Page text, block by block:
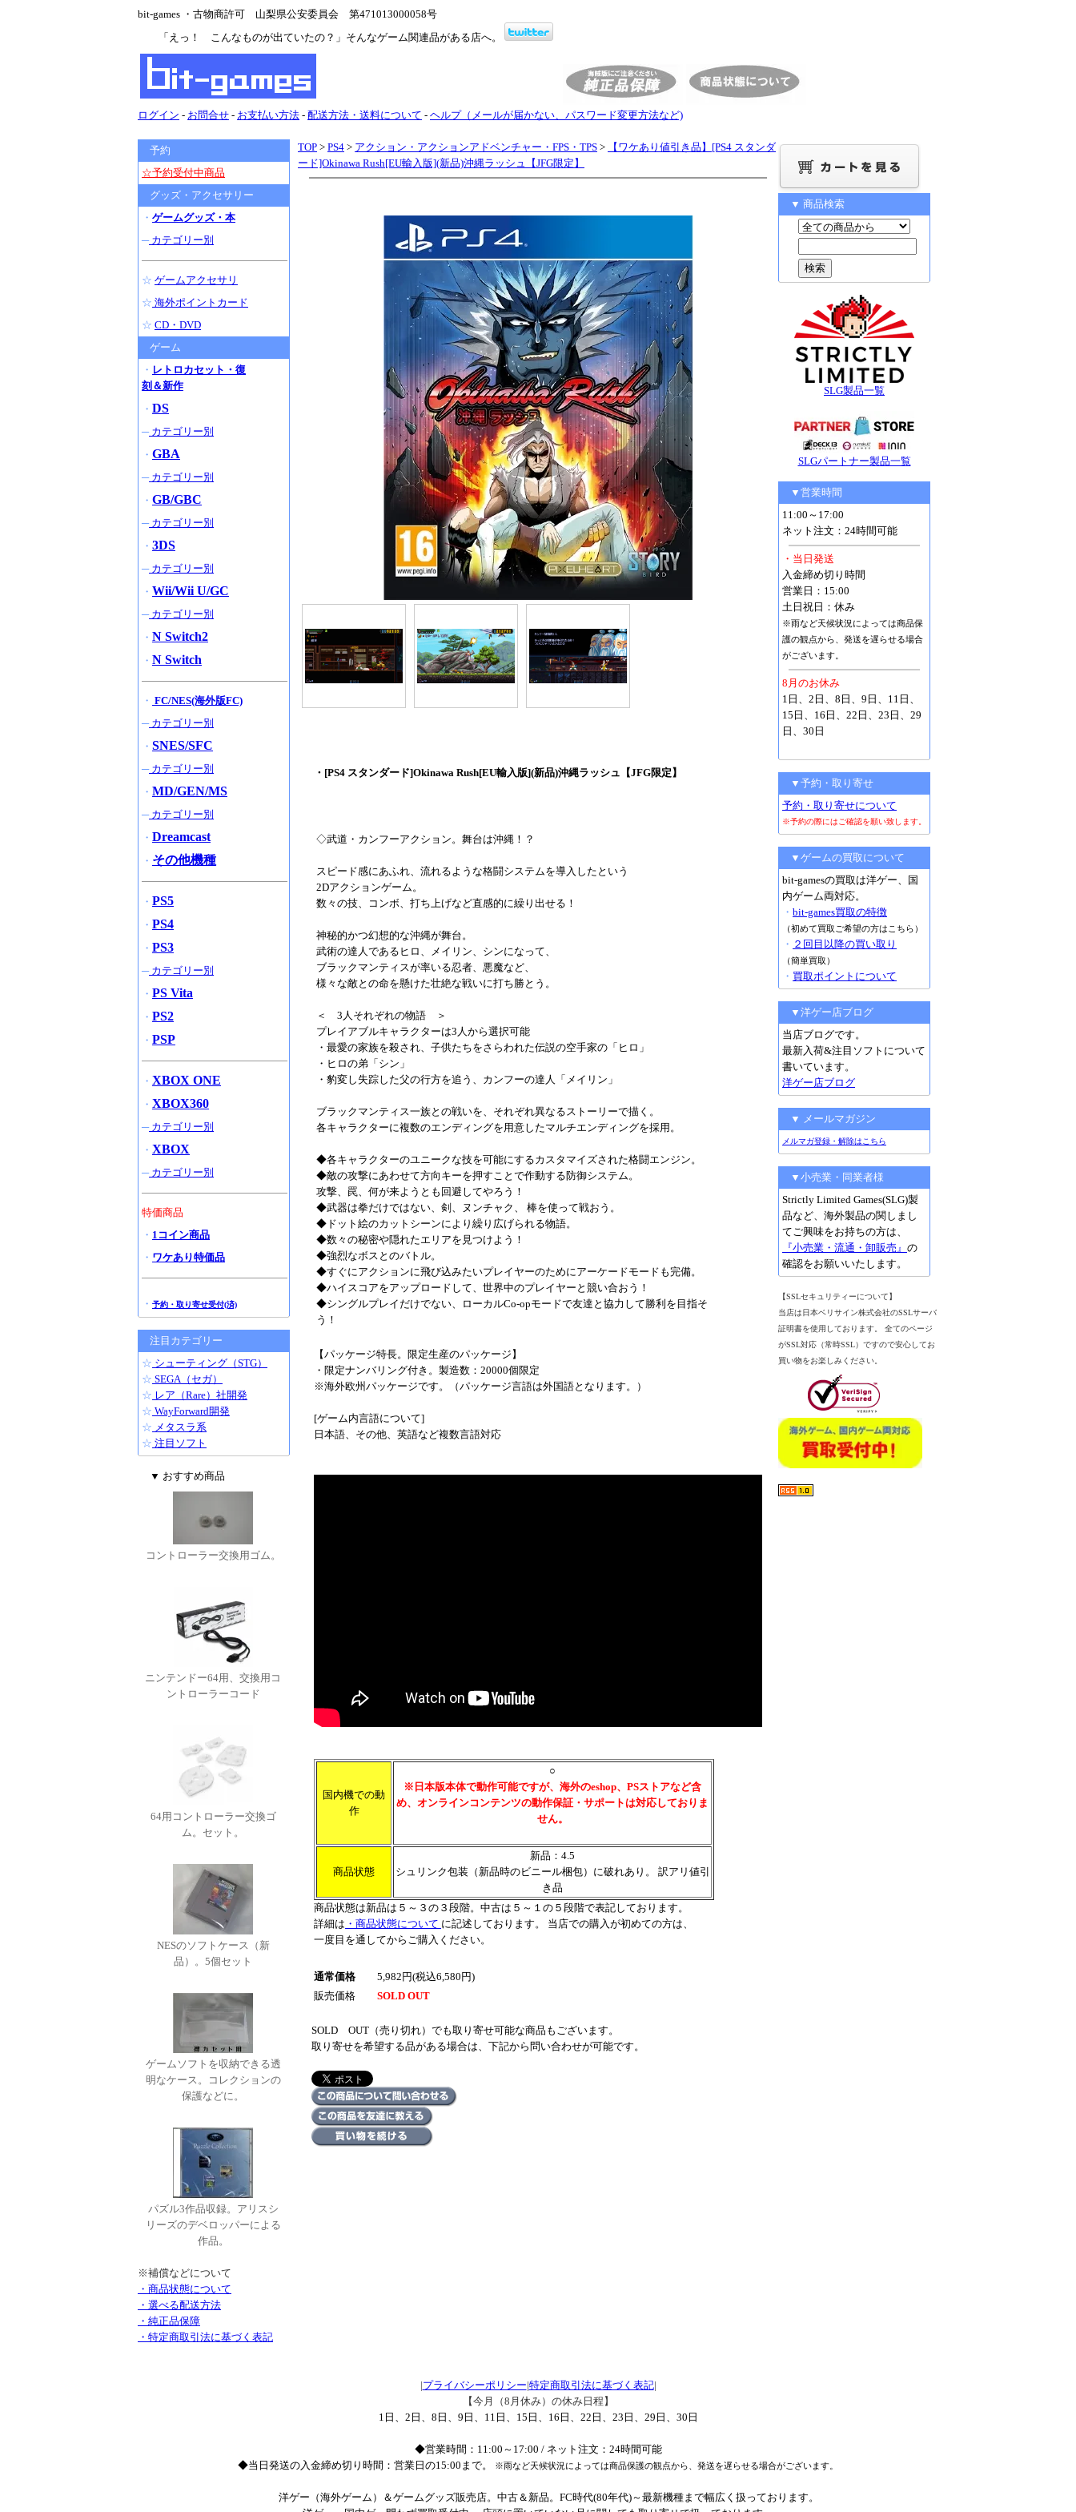
bit-games ・古物商許可 山梨県公安委員会 第471013000058号
「えっ！ こんなものが出ていたの？」そんなゲーム関連品がある店へ。
ログイン - お問合せ - お支払い方法 - 配送方法・送料について - ヘルプ（メールが届かない、パスワード変更方法など)
TOP > PS4 > アクション・アクションアドベンチャー・FPS・TPS >
【ワケあり値引き品】[PS4 スタンダ
ード]Okinawa Rush[EU輸入版](新品)沖縄ラッシュ【JFG限定】
・[PS4 スタンダード]Okinawa Rush[EU輸入版](新品)沖縄ラッシュ【JFG限定】
◇武道・カンフーアクション。舞台は沖縄！？
スピード感にあふれ、流れるような格闘システムを導入したという
2Dアクションゲーム。
数々の技、コンボ、打ち上げなど直感的に繰り出せる！
神秘的かつ幻想的な沖縄が舞台。
武術の達人であるヒロ、メイリン、シンになって、
ブラックマンティスが率いる忍者、悪魔など、
様々な敵との命を懸けた壮絶な戦いに打ち勝とう。
＜ 3人それぞれの物語 ＞
プレイアブルキャラクターは3人から選択可能
・最愛の家族を殺され、子供たちをさらわれた伝説の空手家の「ヒロ」
・ヒロの弟「シン」
・豹変し失踪した父の行方を追う、カンフーの達人「メイリン」
ブラックマンティス一族との戦いを、それぞれ異なるストーリーで描く。
各キャラクターに複数のエンディングを用意したマルチエンディングを採用。
◆各キャラクターのユニークな技を可能にするカスタマイズされた格闘エンジン。
◆敵の攻撃にあわせて方向キーを押すことで作動する防御システム。
攻撃、罠、何が来ようとも回避してやろう！
◆武器は拳だけではない、剣、ヌンチャク、 棒を使って戦おう。
◆ドット絵のカットシーンにより繰り広げられる物語。
◆数々の秘密や隠れたエリアを見つけよう！
◆強烈なボスとのバトル。
◆すぐにアクションに飛び込みたいプレイヤーのためにアーケードモードも完備。
◆ハイスコアをアップロードして、世界中のプレイヤーと競い合おう！
◆シングルプレイだけでない、ローカルCo-opモードで友達と協力して勝利を目指そ
う！
【パッケージ特長。限定生産のパッケージ】
・限定ナンバリング付き。製造数：20000個限定
※海外欧州パッケージです。（パッケージ言語は外国語となります。）
[ゲーム内言語について]
日本語、その他、英語など複数言語対応
国内機での動
作
○
※日本版本体で動作可能ですが、海外のeshop、PSストアなど含
め、オンラインコンテンツの動作保証・サポートは対応しておりま
せん。
商品状態
新品：4.5
シュリンク包装（新品時のビニール梱包）に破れあり。 訳アリ値引
き品
商品状態は新品は５～３の３段階。中古は５～１の５段階で表記しております。
詳細は ・商品状態について に記述しております。 当店での購入が初めての方は、
一度目を通してからご購入ください。
通常価格
5,982円(税込6,580円)
販売価格
SOLD OUT
SOLD OUT（売り切れ）でも取り寄せ可能な商品もございます。
取り寄せを希望する品がある場合は、下記から問い合わせが可能です。
予約
☆予約受付中商品
グッズ・アクセサリー
・ ゲームグッズ・本
─カテゴリー別
☆ ゲームアクセサリ
☆ 海外ポイントカード
☆ CD・DVD
ゲーム
・ レトロカセット・復
刻＆新作
・ DS
─カテゴリー別
・ GBA
─カテゴリー別
・ GB/GBC
─カテゴリー別
・ 3DS
─カテゴリー別
・ Wii/Wii U/GC
─カテゴリー別
・ N Switch2
・ N Switch
・ FC/NES(海外版FC)
─カテゴリー別
・ SNES/SFC
─カテゴリー別
・ MD/GEN/MS
─カテゴリー別
・ Dreamcast
・ その他機種
・ PS5
・ PS4
・ PS3
─カテゴリー別
・ PS Vita
・ PS2
・ PSP
・ XBOX ONE
・ XBOX360
─カテゴリー別
・ XBOX
─カテゴリー別
特価商品
・ 1コイン商品
・ ワケあり特価品
・ 予約・取り寄せ受付(済)
注目カテゴリー
☆ シューティング（STG）
☆ SEGA（セガ）
☆ レア（Rare）社開発
☆ WayForward開発
☆ メタスラ系
☆ 注目ソフト
▼ おすすめ商品
コントローラー交換用ゴム。
ニンテンドー64用、交換用コ
ントローラーコード
64用コントローラー交換ゴ
ム。セット。
NESのソフトケース（新
品）。5個セット
ゲームソフトを収納できる透
明なケース。コレクションの
保護などに。
パズル3作品収録。アリスシ
リーズのデベロッパーによる
作品。
※補償などについて
・商品状態について
・選べる配送方法
・純正品保障
・特定商取引法に基づく表記
▼ 商品検索
SLG製品一覧
SLGパートナー製品一覧
▼営業時間
11:00～17:00
ネット注文：24時間可能
・当日発送
入金締め切り時間
営業日：15:00
土日祝日：休み
※雨など天候状況によっては商品保
護の観点から、発送を遅らせる場合
がございます。
8月のお休み
1日、2日、8日、9日、11日、
15日、16日、22日、23日、29
日、30日
▼予約・取り寄せ
予約・取り寄せについて
※予約の際にはご確認を願い致します。
▼ゲームの買取について
bit-gamesの買取は洋ゲー、国
内ゲーム両対応。
・ bit-games買取の特徴
（初めて買取ご希望の方はこちら）
・ ２回目以降の買い取り
（簡単買取）
・ 買取ポイントについて
▼洋ゲー店ブログ
当店ブログです。
最新入荷&注目ソフトについて
書いています。
洋ゲー店ブログ
▼ メールマガジン
メルマガ登録・解除はこちら
▼小売業・同業者様
Strictly Limited Games(SLG)製
品など、海外製品の関しまし
てご興味をお持ちの方は、
『小売業・流通・卸販売』 の
確認をお願いいたします。
【SSLセキュリティーについて】
当店は日本ベリサイン株式会社のSSLサーバ
証明書を使用しております。 全てのページ
がSSL対応（常時SSL）ですので安心してお
買い物をお楽しみください。
|プライバシーポリシー|特定商取引法に基づく表記|
【今月（8月休み）の休み日程】
1日、2日、8日、9日、11日、15日、16日、22日、23日、29日、30日
◆営業時間：11:00～17:00 / ネット注文：24時間可能
◆当日発送の入金締め切り時間：営業日の15:00まで。
※雨など天候状況によっては商品保護の観点から、発送を遅らせる場合がございます。
洋ゲー（海外ゲーム）＆ゲームグッズ販売店。中古＆新品。FC時代(80年代)～最新機種まで幅広く扱っております。